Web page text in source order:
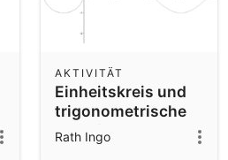
Einheitskreis und
trigonometrische
Funktionen
AKTIVITÄT
Rath Ingo